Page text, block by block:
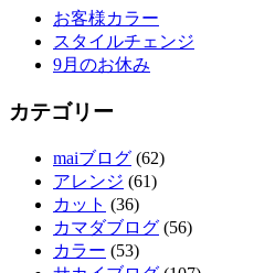
お客様カラー
スタイルチェンジ
9月のお休み
カテゴリー
maiブログ (62)
アレンジ (61)
カット (36)
カマダブログ (56)
カラー (53)